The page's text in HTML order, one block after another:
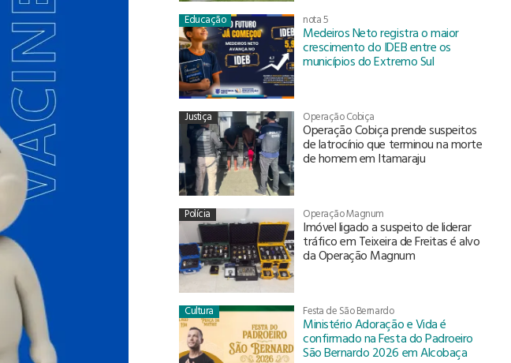
Educação nota 5
Medeiros Neto registra o maior
crescimento do IDEB entre os
municípios do Extremo Sul
Justiça Operação Cobiça
Operação Cobiça prende suspeitos
de latrocínio que terminou na morte
de homem em Itamaraju
Polícia Operação Magnum
Imóvel ligado a suspeito de liderar
tráfico em Teixeira de Freitas é alvo
da Operação Magnum
Cultura Festa de São Bernardo
Ministério Adoração e Vida é
confirmado na Festa do Padroeiro
São Bernardo 2026 em Alcobaça